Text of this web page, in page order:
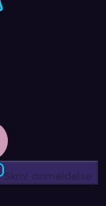
Skriv anmeldelse